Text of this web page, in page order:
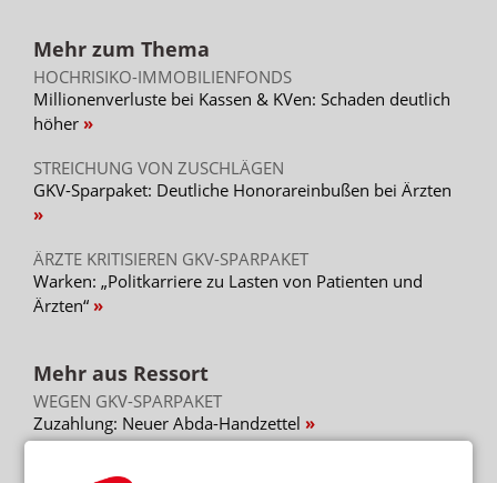
Mehr zum Thema
HOCHRISIKO-IMMOBILIENFONDS
Millionenverluste bei Kassen & KVen: Schaden deutlich
höher
STREICHUNG VON ZUSCHLÄGEN
GKV-Sparpaket: Deutliche Honorareinbußen bei Ärzten
ÄRZTE KRITISIEREN GKV-SPARPAKET
Warken: „Politkarriere zu Lasten von Patienten und
Ärzten“
Mehr aus Ressort
WEGEN GKV-SPARPAKET
Zuzahlung: Neuer Abda-Handzettel